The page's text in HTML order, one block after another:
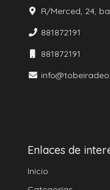
R/Merced, 24,
881872191
881872191
Enlaces de
Inicio